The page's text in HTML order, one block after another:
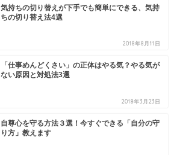
気持ちの切り替えが下手でも簡単にできる、気持
ちの切り替え法4選
2018年8月11日
「仕事めんどくさい」の正体はやる気？やる気が
ない原因と対処法3選
2018年3月23日
自尊心を守る方法３選！今すぐできる「自分の守
り方」教えます